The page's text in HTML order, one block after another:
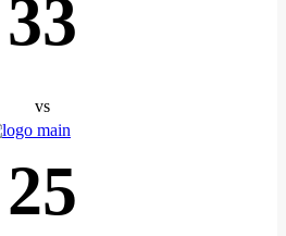
33
vs
25